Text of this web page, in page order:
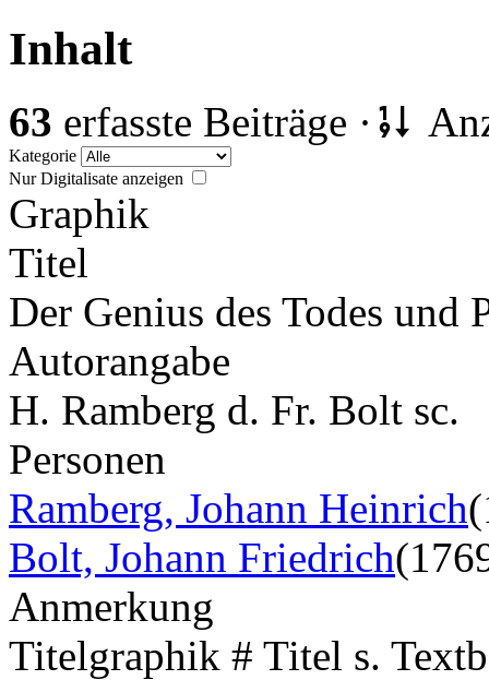
Inhalt
63 erfasste Beiträge ·
Kategorie
Nur Digitalisate anzeigen
Graphik
Titel
Der Genius des Todes und
Autorangabe
H. Ramberg d. Fr. Bolt sc.
Personen
Ramberg, Johann Heinrich
Bolt, Johann Friedrich
Anmerkung
Titelgraphik # Titel s.